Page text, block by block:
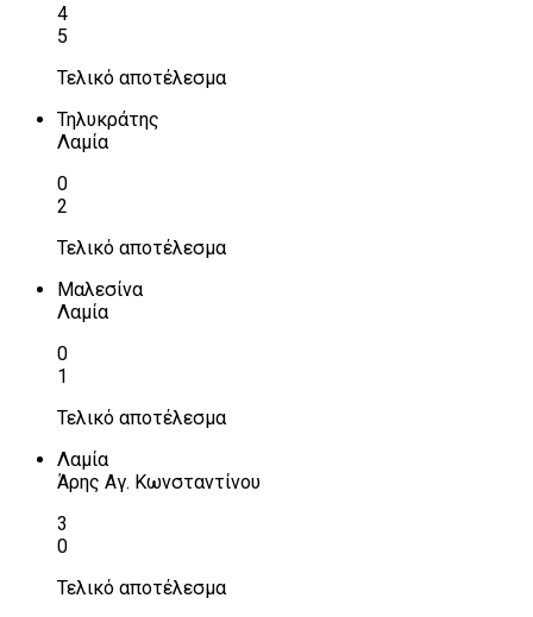
4
5
Τελικό αποτέλεσμα
Τηλυκράτης
Λαμία
0
2
Τελικό αποτέλεσμα
Μαλεσίνα
Λαμία
0
1
Τελικό αποτέλεσμα
Λαμία
Άρης Αγ. Κωνσταντίνου
3
0
Τελικό αποτέλεσμα